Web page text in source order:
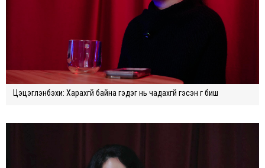
Цэцэглэнбэхи: Харахгүй байна гэдэг нь чадахгүй гэсэн үг биш